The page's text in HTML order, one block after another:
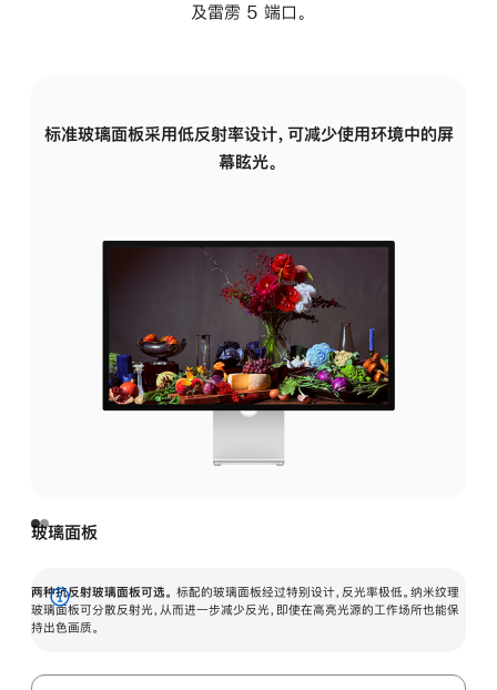
及雷雳 5 端口。
标准玻璃面板采用低反射率设计，可减少使用环境中的屏
幕眩光。
玻璃面板
两种抗反射玻璃面板可选。 标配的玻璃面板经过特别设计，反光率极低。纳米纹理
玻璃面板可分散反射光，从而进一步减少反光，即使在高亮光源的工作场所也能保
持出色画质。
展
开